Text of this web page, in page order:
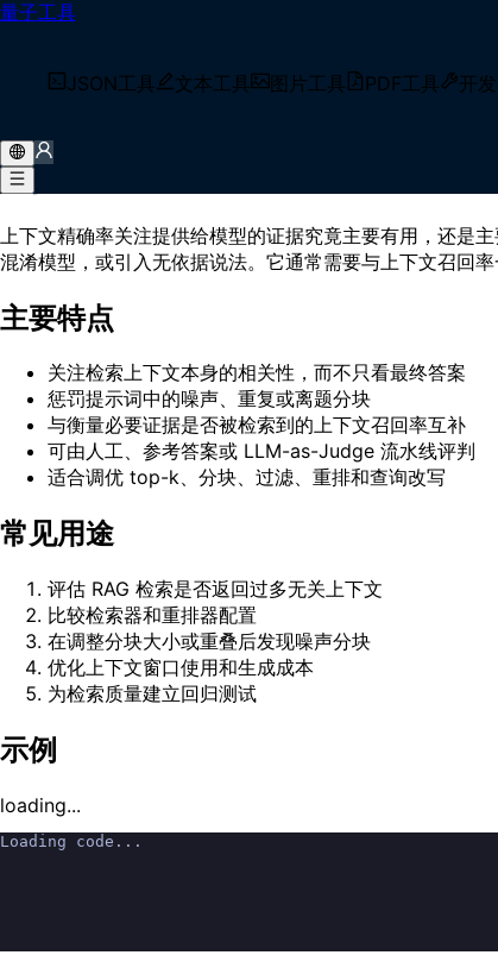
量子工具
JSON工具 文本工具 图片工具 PDF工具 开
首页/术语库
什么是 上下文精确率（Context
工作原理
上下文精确率关注提供给模型的证据究竟主要有用，还是
混淆模型，或引入无依据说法。它通常需要与上下文召回
主要特点
关注检索上下文本身的相关性，而不只看最终答案
惩罚提示词中的噪声、重复或离题分块
与衡量必要证据是否被检索到的上下文召回率互补
可由人工、参考答案或 LLM-as-Judge 流水线评判
适合调优 top-k、分块、过滤、重排和查询改写
常见用途
评估 RAG 检索是否返回过多无关上下文
比较检索器和重排器配置
在调整分块大小或重叠后发现噪声分块
优化上下文窗口使用和生成成本
为检索质量建立回归测试
示例
loading...
Loading code...